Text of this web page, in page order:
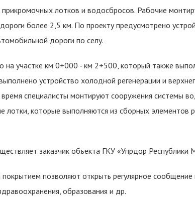
лотков и водосбросов. Рабочие
более 2,5 км. По проекту предусмотрено
дороги по селу.
на участке км 0+000 - км 2+500, который также
устройство холодной регенерации и
специалисты монтируют сооружения системы
которые выполняются из сборных элементов
заказчик объекта ГКУ «Упрдор Республики
позволяют открыть регулярное
образования и др.